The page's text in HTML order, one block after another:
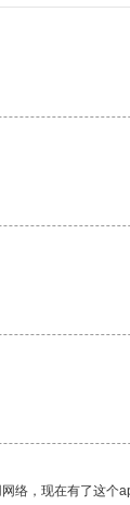
络，现在有了这个